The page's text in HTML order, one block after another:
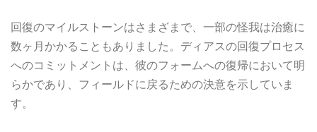
回復のマイルストーンはさまざまで、一部の怪我は治癒に
数ヶ月かかることもありました。ディアスの回復プロセス
へのコミットメントは、彼のフォームへの復帰において明
らかであり、フィールドに戻るための決意を示していま
す。